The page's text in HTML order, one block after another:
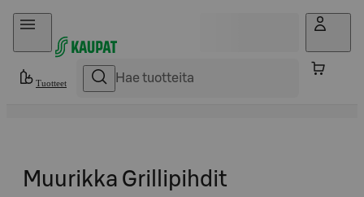
Hyppää sisältöön
Tuotteet
Muurikka Grillipihdit